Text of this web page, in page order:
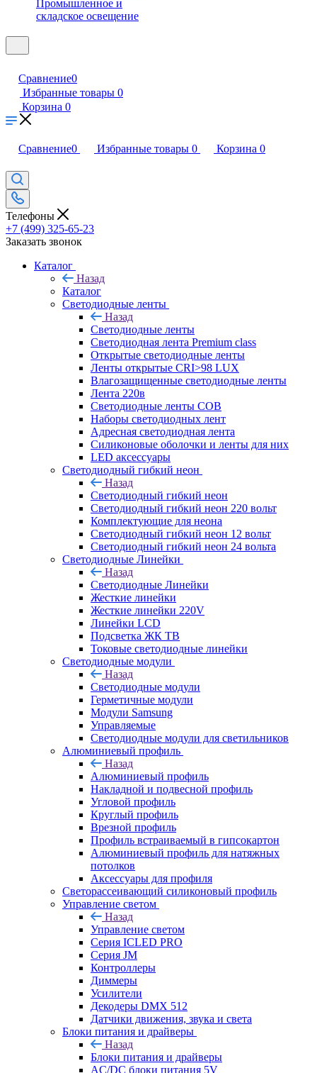
Промышленное и
складское освещение
Сравнение0
Избранные товары 0
Корзина 0
Сравнение0 Избранные товары 0 Корзина 0
Телефоны
+7 (499) 325-65-23
Заказать звонок
Каталог
Назад
Каталог
Светодиодные ленты
Назад
Светодиодные ленты
Светодиодная лента Premium class
Открытые светодиодные ленты
Ленты открытые CRI>98 LUX
Влагозащищенные светодиодные ленты
Лента 220в
Светодиодные ленты COB
Наборы светодиодных лент
Адресная светодиодная лента
Силиконовые оболочки и ленты для них
LED аксессуары
Светодиодный гибкий неон
Назад
Светодиодный гибкий неон
Светодиодный гибкий неон 220 вольт
Комплектующие для неона
Светодиодный гибкий неон 12 вольт
Светодиодный гибкий неон 24 вольта
Светодиодные Линейки
Назад
Светодиодные Линейки
Жесткие линейки
Жесткие линейки 220V
Линейки LCD
Подсветка ЖК ТВ
Токовые светодиодные линейки
Светодиодные модули
Назад
Светодиодные модули
Герметичные модули
Модули Samsung
Управляемые
Светодиодные модули для светильников
Алюминиевый профиль
Назад
Алюминиевый профиль
Накладной и подвесной профиль
Угловой профиль
Круглый профиль
Врезной профиль
Профиль встраиваемый в гипсокартон
Алюминиевый профиль для натяжных
потолков
Аксессуары для профиля
Светорассеивающий силиконовый профиль
Управление светом
Назад
Управление светом
Серия ICLED PRO
Серия JM
Контроллеры
Диммеры
Усилители
Декодеры DMX 512
Датчики движения, звука и света
Блоки питания и драйверы
Назад
Блоки питания и драйверы
AC/DC блоки питания 5V